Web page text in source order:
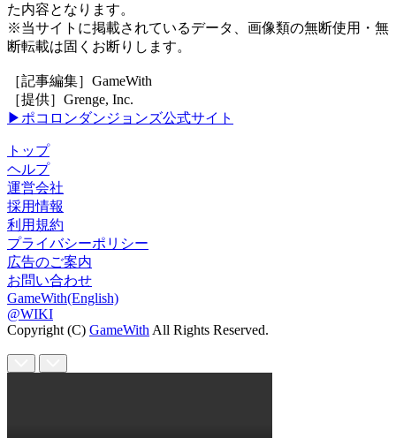
た内容となります。
※当サイトに掲載されているデータ、画像類の無断使用・無
断転載は固くお断りします。
［記事編集］GameWith
［提供］Grenge, Inc.
▶ポコロンダンジョンズ公式サイト
トップ
ヘルプ
運営会社
採用情報
利用規約
プライバシーポリシー
広告のご案内
お問い合わせ
GameWith(English)
@WIKI
Copyright (C) GameWith All Rights Reserved.